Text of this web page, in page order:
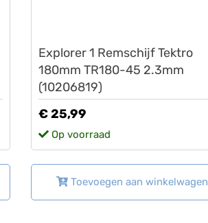
Explorer 1 Remschijf Tektro
180mm TR180-45 2.3mm
(10206819)
€ 25,99
Op voorraad
Toevoegen aan winkelwagen